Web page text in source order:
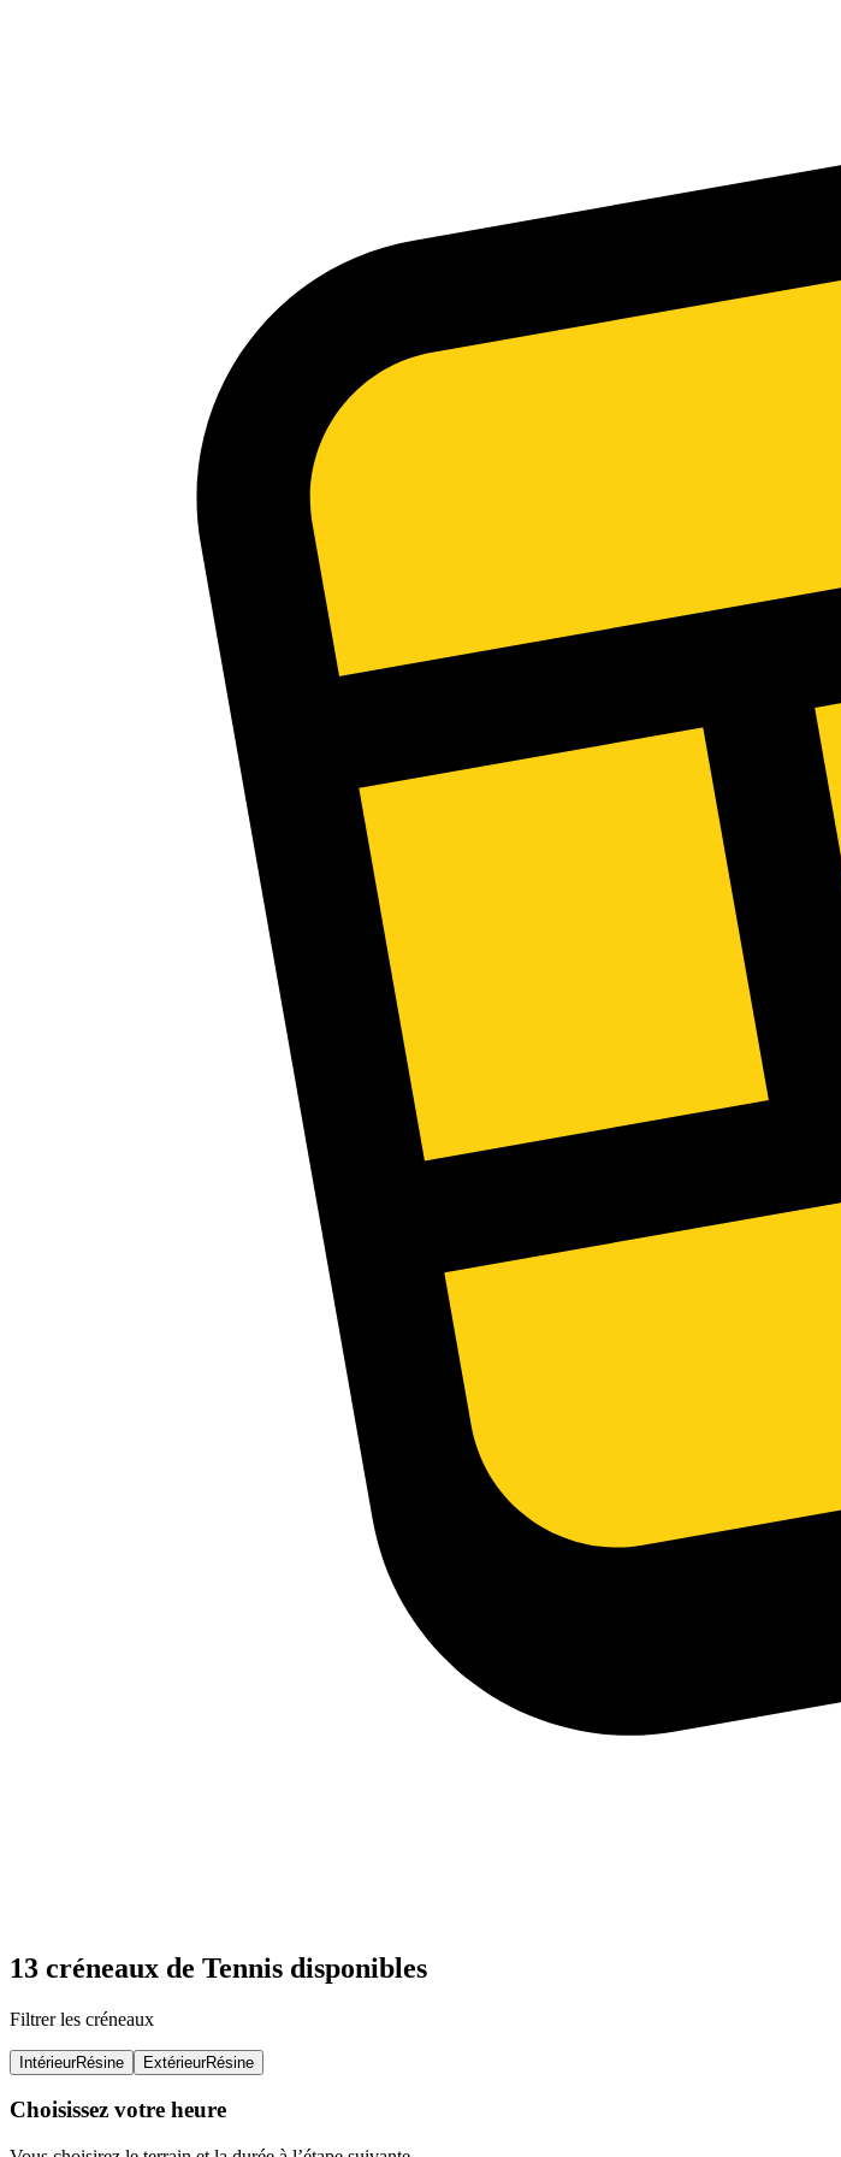
13 créneaux de Tennis disponibles
Filtrer les créneaux
IntérieurRésine ExtérieurRésine
Choisissez votre heure